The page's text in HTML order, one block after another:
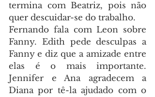
termina com Beatriz, pois não
quer descuidar-se do trabalho.
Fernando fala com Leon sobre
Fanny. Edith pede desculpas a
Fanny e diz que a amizade entre
elas é o mais importante.
Jennifer e Ana agradecem a
Diana por tê-la ajudado com o